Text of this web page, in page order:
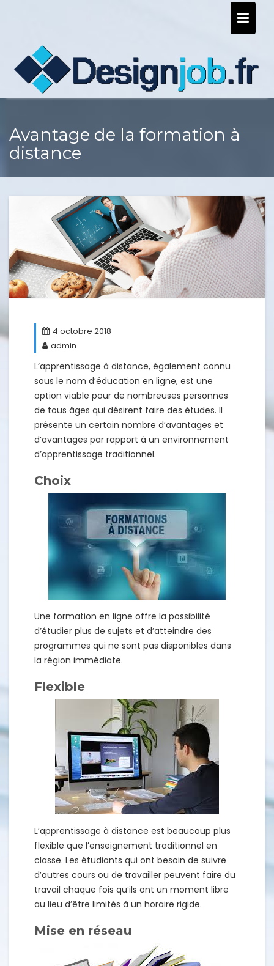
Avantage de la formation à
distance
4 octobre 2018
admin
L’apprentissage à distance, également connu
sous le nom d’éducation en ligne, est une
option viable pour de nombreuses personnes
de tous âges qui désirent faire des études. Il
présente un certain nombre d’avantages et
d’avantages par rapport à un environnement
d’apprentissage traditionnel.
Choix
Une formation en ligne offre la possibilité
d’étudier plus de sujets et d’atteindre des
programmes qui ne sont pas disponibles dans
la région immédiate.
Flexible
L’apprentissage à distance est beaucoup plus
flexible que l’enseignement traditionnel en
classe. Les étudiants qui ont besoin de suivre
d’autres cours ou de travailler peuvent faire du
travail chaque fois qu’ils ont un moment libre
au lieu d’être limités à un horaire rigide.
Mise en réseau